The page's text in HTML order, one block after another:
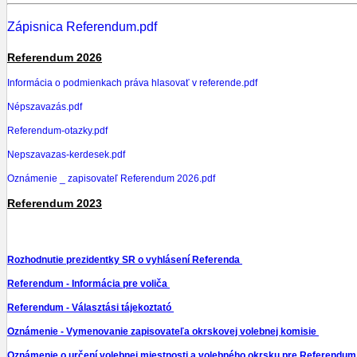
Zápisnica Referendum.pdf
Referendum 2026
Informácia o podmienkach práva hlasovať v referende.pdf
Népszavazás.pdf
Referendum-otazky.pdf
Nepszavazas-kerdesek.pdf
Oznámenie _ zapisovateľ Referendum 2026.pdf
Referendum 2023
Rozhodnutie prezidentky SR o vyhlásení Referenda
Referendum - Informácia pre voliča
Referendum - Választási tájekoztató
Oznámenie - Vymenovanie zapisovateľa okrskovej volebnej komisie